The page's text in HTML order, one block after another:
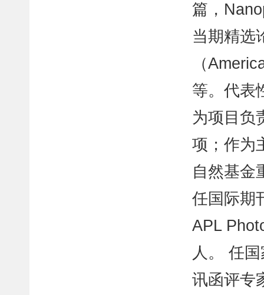
篇，
当期精选
（
等。代表
为项目负
项；作为
自然基金
任国际期
APL
人。 任
讯函评专